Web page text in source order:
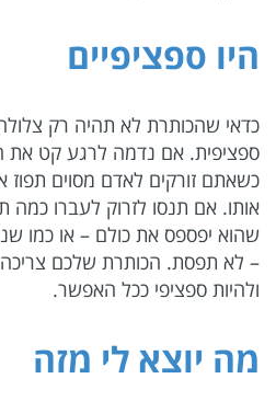
היו ספציפיים
כדאי שהכותרת לא תהיה רק
ספציפית. אם נדמה לרגע קט את
כשאתם זורקים לאדם מסוים תפוז
אותו. אם תנסו לזרוק לעברו כמה
שהוא יפספס את כולם – או כמו
– לא תפסת. הכותרת שלכם
ולהיות ספציפי ככל האפשר.
מה יוצא לי מזה